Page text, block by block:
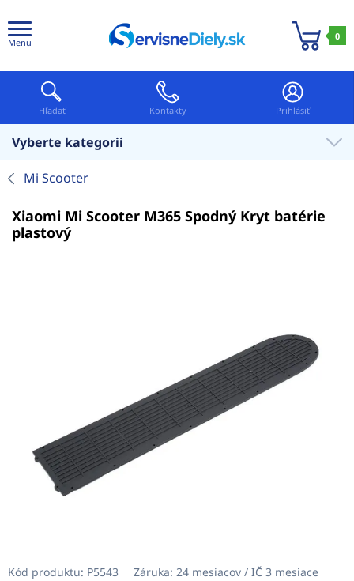
Menu
0
Hľadať Kontakty Prihlásiť
Vyberte kategorii
Mi Scooter
Xiaomi Mi Scooter M365 Spodný Kryt batérie
plastový
Kód produktu: P5543 Záruka: 24 mesiacov / IČ 3 mesiace